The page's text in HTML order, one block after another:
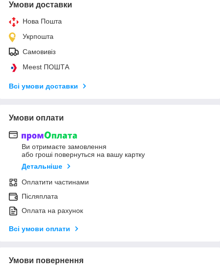
Умови доставки
Нова Пошта
Укрпошта
Самовивіз
Meest ПОШТА
Всі умови доставки
Умови оплати
Ви отримаєте замовлення
або гроші повернуться на вашу картку
Детальніше
Оплатити частинами
Післяплата
Оплата на рахунок
Всі умови оплати
Умови повернення